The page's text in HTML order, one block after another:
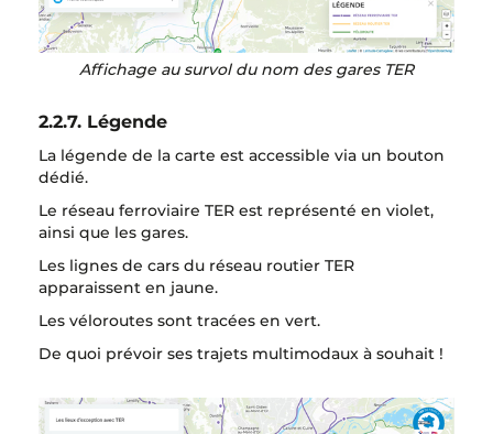
Affichage au survol du nom des gares TER
2.2.7. Légende
La légende de la carte est accessible via un bouton
dédié.
Le réseau ferroviaire TER est représenté en violet,
ainsi que les gares.
Les lignes de cars du réseau routier TER
apparaissent en jaune.
Les véloroutes sont tracées en vert.
De quoi prévoir ses trajets multimodaux à souhait !